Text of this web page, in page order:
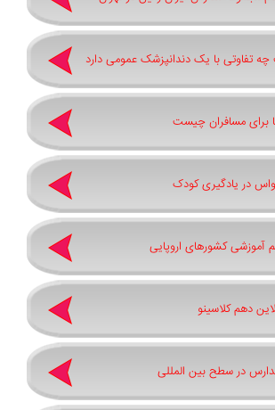
چه تفاوتی با یک دندانپزشک عمومی دارد
برای مسافران چیست
در یادگیری کودک
آموزشی کشورهای اروپایی
دهم کلاسینو
در سطح بین المللی